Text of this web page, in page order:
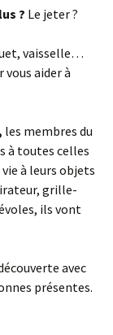
? Le jeter ?
vaisselle…
aider à
les membres du
à toutes celles
à leurs objets
grille-
ils vont
avec
présentes.